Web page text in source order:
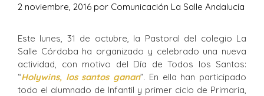
2 noviembre, 2016 por Comunicación La Salle Andalucía
Este lunes, 31 de octubre, la Pastoral del colegio La
Salle Córdoba ha organizado y celebrado una nueva
actividad, con motivo del Día de Todos los Santos:
“Holywins, los santos ganan”. En ella han participado
todo el alumnado de Infantil y primer ciclo de Primaria,